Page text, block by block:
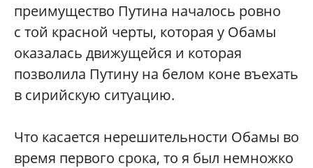
преимущество Путина началось ровно
с той красной черты, которая у Обамы
оказалась движущейся и которая
позволила Путину на белом коне въехать
в сирийскую ситуацию.
Что касается нерешительности Обамы во
время первого срока, то я был немножко